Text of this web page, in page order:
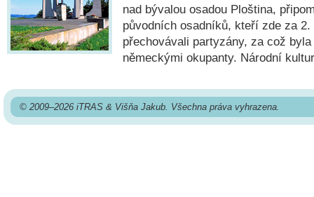
nad bývalou osadou Ploština,
původních osadníků, kteří zde za
přechovávali partyzány, za což
německými okupanty. Národní
© 2009–2026 iTRAS & Višňa Jakub. Všechna práva vyhrazena.